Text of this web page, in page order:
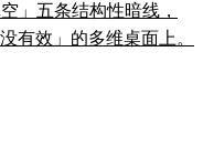
」五条结构性暗线，
有效」的多维桌面上。